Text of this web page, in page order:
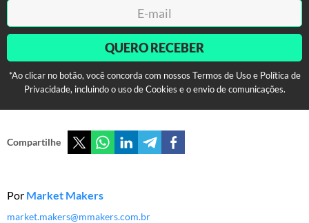
QUERO RECEBER
*Ao clicar no botão, você concorda com nossos Termos de Uso e Política de
Privacidade, incluindo o uso de Cookies e o envio de comunicações.
Compartilhe
Por Market Makers
market.makers@mmakers.com.br